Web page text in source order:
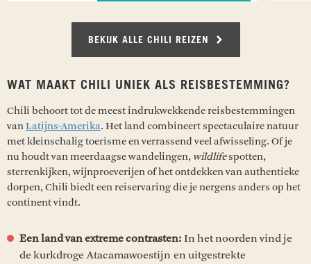
BEKIJK ALLE CHILI REIZEN
WAT MAAKT CHILI UNIEK ALS REISBESTEMMING?
Chili behoort tot de meest indrukwekkende reisbestemmingen
vanLatijns-Amerika. Het land combineert spectaculaire natuur
met kleinschalig toerisme en verrassend veel afwisseling. Of je
nu houdt van meerdaagse wandelingen, wildlifespotten,
sterrenkijken, wijnproeverijen of het ontdekken van authentieke
dorpen, Chili biedt een reiservaring die je nergens anders op het
continent vindt.
Een land van extreme contrasten: In het noorden vind je
de kurkdroge Atacamawoestijn en uitgestrekte